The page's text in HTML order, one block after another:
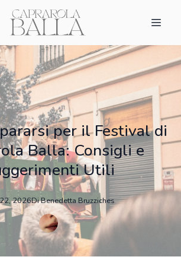
per il Festival di
Balla: Consigli e
Utili
2026DiBenedetta Bruzziches